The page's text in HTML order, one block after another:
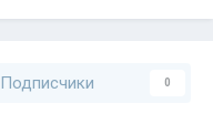
Подписчики 0